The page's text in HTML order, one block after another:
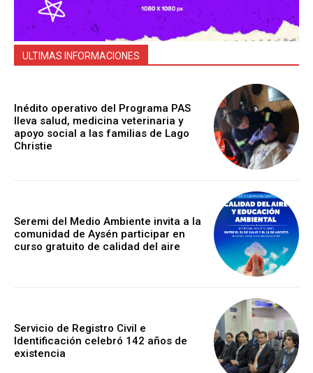
ULTIMAS INFORMACIONES
Inédito operativo del Programa PAS
lleva salud, medicina veterinaria y
apoyo social a las familias de Lago
Christie
Seremi del Medio Ambiente invita a la
comunidad de Aysén participar en
curso gratuito de calidad del aire
Servicio de Registro Civil e
Identificación celebró 142 años de
existencia